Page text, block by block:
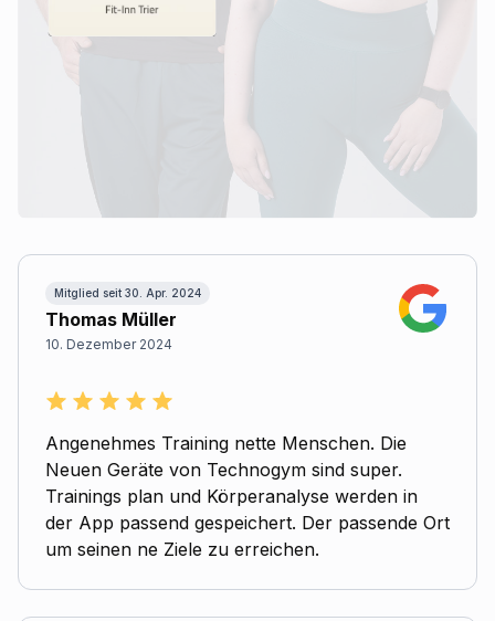
Mitglied seit 30. Apr. 2024
Thomas Müller
10. Dezember 2024
Angenehmes Training nette Menschen. Die
Neuen Geräte von Technogym sind super.
Trainings plan und Körperanalyse werden in
der App passend gespeichert. Der passende Ort
um seinen ne Ziele zu erreichen.